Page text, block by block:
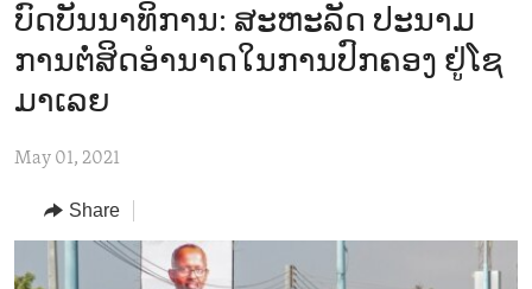
main
content
to
main
Navigation
to
Search
AFRICA
AMERICAS
ASIA
TOPICS
HUMAN RIGHTS
SECURITY AND DEFENSE
ARCHIVE
ABOUT US
ບົດບັນນາທິການ: ສະຫະລັດ ປະນາມ
ການຕໍ່ສິດອຳນາດໃນການປົກຄອງ ຢູ່ໂຊ
ມາເລຍ
May 01, 2021
Share